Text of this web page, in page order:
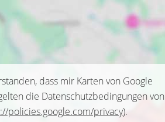
dass mir Karten von Google
die Datenschutzbedingungen von
policies.google.com/privacy).